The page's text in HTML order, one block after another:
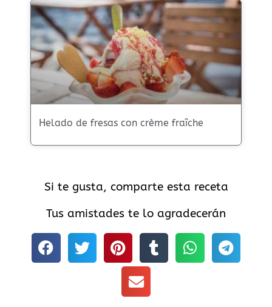
Helado de fresas con crème fraîche
Si te gusta, comparte esta receta
Tus amistades te lo agradecerán